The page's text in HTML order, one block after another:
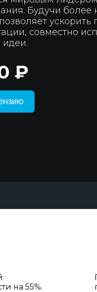
Будучи более
ускорить
совместно
идеи.
₽
на 55%.